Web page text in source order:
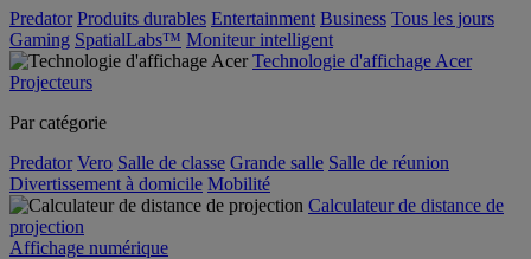
Predator Produits durables Entertainment Business Tous les jours
Gaming SpatialLabs™ Moniteur intelligent
Technologie d'affichage Acer
Projecteurs
Par catégorie
Predator Vero Salle de classe Grande salle Salle de réunion
Divertissement à domicile Mobilité
Calculateur de distance de
projection
Affichage numérique